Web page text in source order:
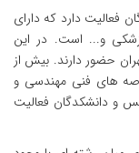
فعالیت دارد که دارای
و... است. در این
تهران حضور دارند. بیش از
های فنی مهندسی و
و فنون و مدیریت همراه با 6 پردیس و دانشکدگان فعالیت